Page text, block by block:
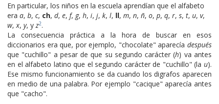
En particular, los niños en la escuela aprendían que el alfabeto
era a, b, c, ch, d, e, f, g, h, i, j, k, l, ll, m, n, ñ, o, p, q, r, s, t, u, v,
w,x, y, yz2.
La consecuencia práctica a la hora de buscar en esos
diccionarios era que, por ejemplo, "chocolate" aparecía después
que "cuchillo" a pesar de que su segundo carácter (h) va antes
en el alfabeto latino que el segundo carácter de "cuchillo" (la u).
Ese mismo funcionamiento se da cuando los digrafos aparecen
en medio de una palabra. Por ejemplo "cacique" aparecía antes
que "cacho".